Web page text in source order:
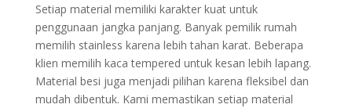
Setiap material memiliki karakter kuat untuk
penggunaan jangka panjang. Banyak pemilik rumah
memilih stainless karena lebih tahan karat. Beberapa
klien memilih kaca tempered untuk kesan lebih lapang.
Material besi juga menjadi pilihan karena fleksibel dan
mudah dibentuk. Kami memastikan setiap material